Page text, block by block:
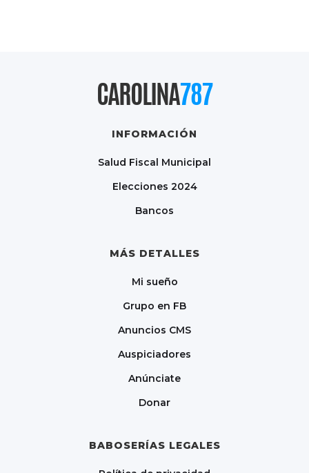
CAROLINA787
INFORMACIÓN
Salud Fiscal Municipal
Elecciones 2024
Bancos
MÁS DETALLES
Mi sueño
Grupo en FB
Anuncios CMS
Auspiciadores
Anúnciate
Donar
BABOSERÍAS LEGALES